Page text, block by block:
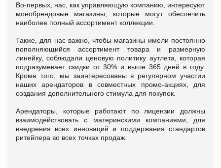
Во-первых, нас, как управляющую компанию, интересуют
монобрендовые магазины, которые могут обеспечить
наиболее полный ассортимент коллекции.
Также, для нас важно, чтобы магазины имели постоянно
пополняющийся ассортимент товара и размерную
линейку, соблюдали ценовую политику аутлета, которая
подразумевает скидки от 30% и выше 365 дней в году.
Кроме того, мы заинтересованы в регулярном участии
наших арендаторов в совместных промо-акциях, для
создания дополнительного стимула для покупок.
Арендаторы, которые работают по лицензии должны
взаимодействовать с материнскими компаниями, для
внедрения всех инноваций и поддержания стандартов
ритейлера во всех точках продаж.